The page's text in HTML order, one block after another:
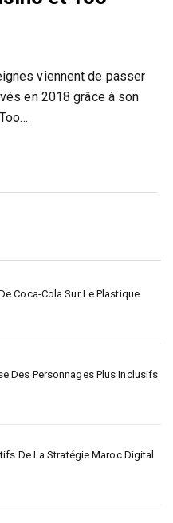
viennent de passer
en 2018 grâce à son
Coca-Cola Sur Le Plastique
Des Personnages Plus Inclusifs
De La Stratégie Maroc Digital